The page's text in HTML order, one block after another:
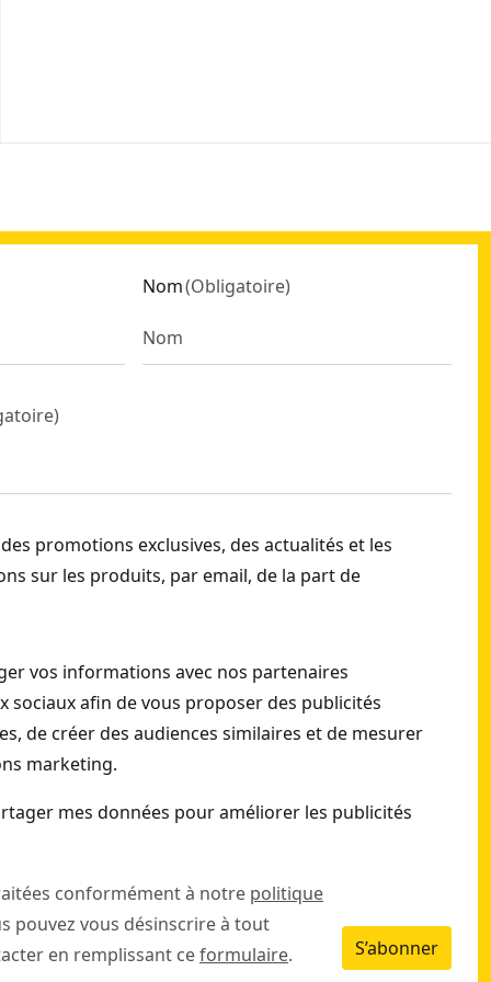
Nom(Obligatoire)
)
promotions exclusives, des actualités et les
sur les produits, par email, de la part de
vos informations avec nos partenaires
sociaux afin de vous proposer des publicités
de créer des audiences similaires et de mesurer
marketing.
mes données pour améliorer les publicités
conformément à notre politique
pouvez vous désinscrire à tout
en remplissant ceformulaire. S’abonner